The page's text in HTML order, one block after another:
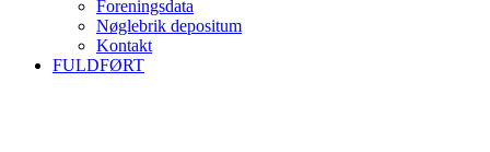
Foreningsdata
Nøglebrik depositum
Kontakt
FULDFØRT